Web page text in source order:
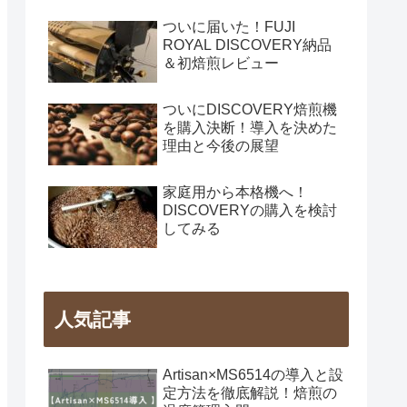
ついに届いた！FUJI
ROYAL DISCOVERY納品
＆初焙煎レビュー
ついにDISCOVERY焙煎機
を購入決断！導入を決めた
理由と今後の展望
家庭用から本格機へ！
DISCOVERYの購入を検討
してみる
人気記事
Artisan×MS6514の導入と設
定方法を徹底解説！焙煎の